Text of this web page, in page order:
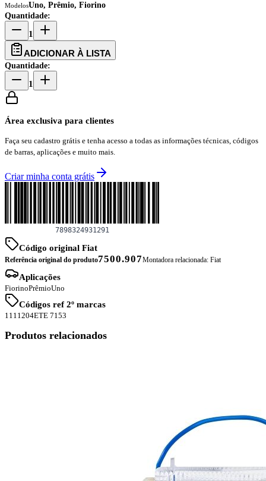
ModelosUno, Prêmio, Fiorino
Quantidade:
1
ADICIONAR À LISTA
Quantidade:
1
Área exclusiva para clientes
Faça seu cadastro grátis e tenha acesso a todas as informações técnicas, códigos
de barras, aplicações e muito mais.
Criar minha conta grátis
Código original Fiat
Referência original do produto7500.907Montadora relacionada: Fiat
Aplicações
FiorinoPrêmioUno
Códigos ref 2º marcas
1111204ETE 7153
Produtos relacionados